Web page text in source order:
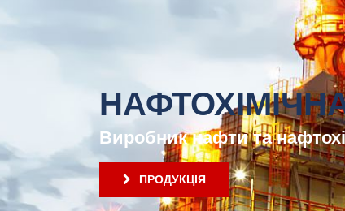
Виробник нафти та
ПРОДУКЦІЯ